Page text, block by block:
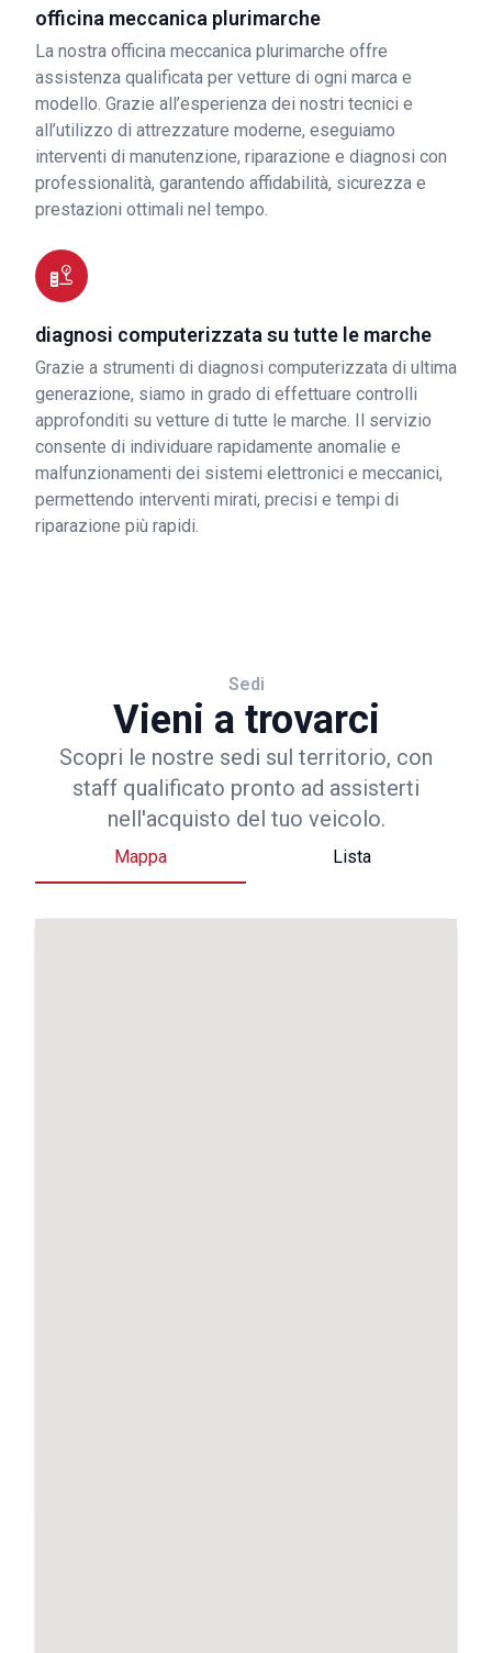
officina meccanica plurimarche
La nostra officina meccanica plurimarche offre
assistenza qualificata per vetture di ogni marca e
modello. Grazie all’esperienza dei nostri tecnici e
all’utilizzo di attrezzature moderne, eseguiamo
interventi di manutenzione, riparazione e diagnosi con
professionalità, garantendo affidabilità, sicurezza e
prestazioni ottimali nel tempo.
diagnosi computerizzata su tutte le marche
Grazie a strumenti di diagnosi computerizzata di ultima
generazione, siamo in grado di effettuare controlli
approfonditi su vetture di tutte le marche. Il servizio
consente di individuare rapidamente anomalie e
malfunzionamenti dei sistemi elettronici e meccanici,
permettendo interventi mirati, precisi e tempi di
riparazione più rapidi.
Sedi
Vieni a trovarci
Scopri le nostre sedi sul territorio, con
staff qualificato pronto ad assisterti
nell'acquisto del tuo veicolo.
Mappa Lista